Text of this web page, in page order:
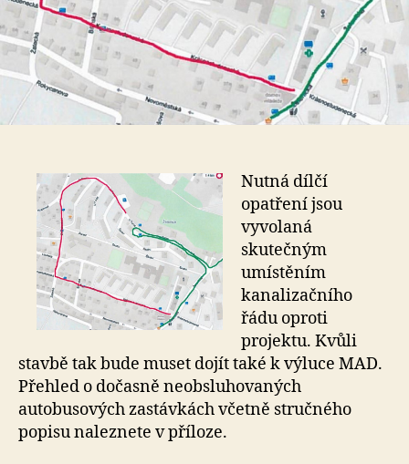
Nutná dílčí
opatření jsou
vyvolaná
skutečným
umístěním
kanalizačního
řádu oproti
projektu. Kvůli
stavbě tak bude muset dojít také k výluce MAD.
Přehled o dočasně neobsluhovaných
autobusových zastávkách včetně stručného
popisu naleznete v příloze.